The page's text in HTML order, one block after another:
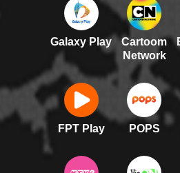
Galaxy Play
Cartoom
Network
FPT Play POPS